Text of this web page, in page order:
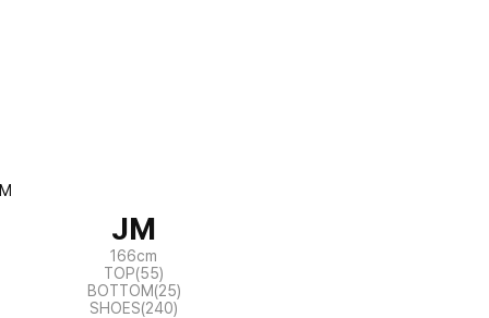
JM
166cm
TOP(55)
BOTTOM(25)
SHOES(240)